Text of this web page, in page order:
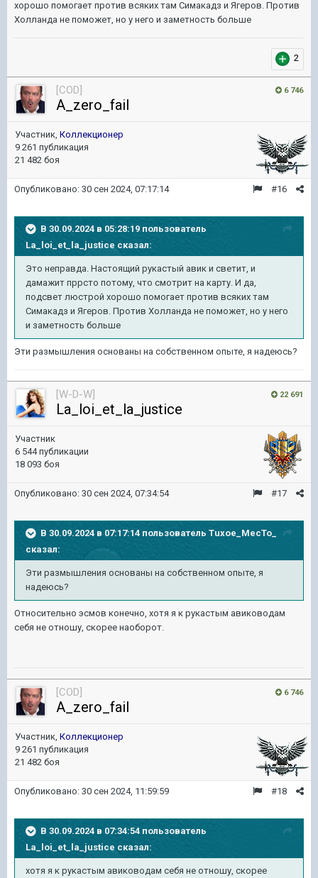
хорошо помогает против всяких там Симакадз и Ягеров. Против
Холланда не поможет, но у него и заметность больше
2
6 746
[COD]
A_zero_fail
Участник, Коллекционер
9 261 публикация
21 482 боя
#16
Опубликовано: 30 сен 2024, 07:17:14
В 30.09.2024 в 05:28:19 пользователь
La_loi_et_la_justice сказал:
Это неправда. Настоящий рукастый авик и светит, и
дамажит пррсто потому, что смотрит на карту. И да,
подсвет люстрой хорошо помогает против всяких там
Симакадз и Ягеров. Против Холланда не поможет, но у него
и заметность больше
Эти размышления основаны на собственном опыте, я надеюсь?
22 691
[W-D-W]
La_loi_et_la_justice
Участник
6 544 публикации
18 093 боя
#17
Опубликовано: 30 сен 2024, 07:34:54
В 30.09.2024 в 07:17:14 пользователь Tuxoe_MecTo_
сказал:
Эти размышления основаны на собственном опыте, я
надеюсь?
Относительно эсмов конечно, хотя я к рукастым авиководам
себя не отношу, скорее наоборот.
6 746
[COD]
A_zero_fail
Участник, Коллекционер
9 261 публикация
21 482 боя
#18
Опубликовано: 30 сен 2024, 11:59:59
В 30.09.2024 в 07:34:54 пользователь
La_loi_et_la_justice сказал:
хотя я к рукастым авиководам себя не отношу, скорее